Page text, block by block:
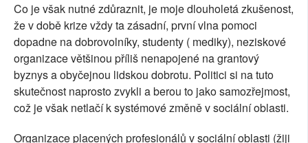
Co je však nutné zdůraznit, je moje dlouholetá zkušenost,
že v době krize vždy ta zásadní, první vlna pomoci
dopadne na dobrovolníky, studenty ( mediky), neziskové
organizace většinou příliš nenapojené na grantový
byznys a obyčejnou lidskou dobrotu. Politici si na tuto
skutečnost naprosto zvykli a berou to jako samozřejmost,
což je však netlačí k systémové změně v sociální oblasti.
Organizace placených profesionálů v sociální oblasti (žiji